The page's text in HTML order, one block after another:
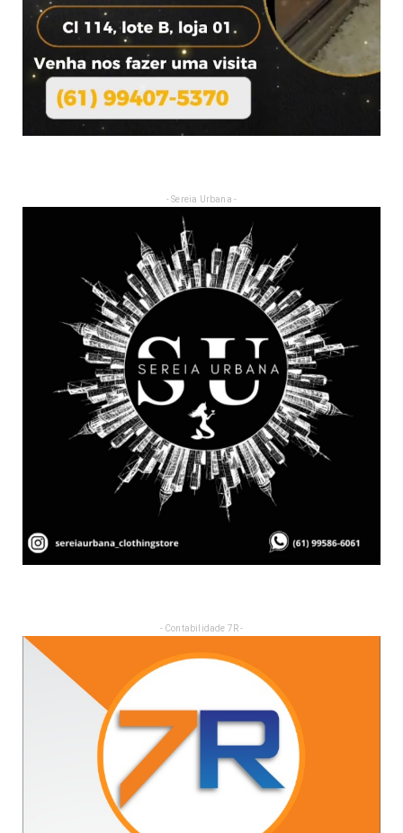
- Sereia Urbana -
- Contabilidade 7R -